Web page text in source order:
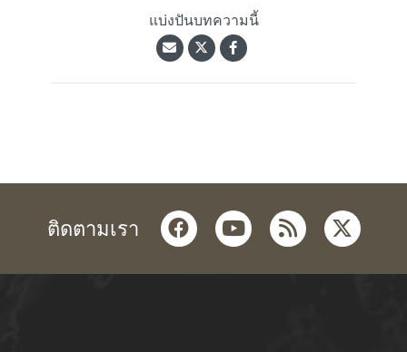
แบ่งปันบทความนี้
ติดตามเรา facebookyoutube
rss twitter